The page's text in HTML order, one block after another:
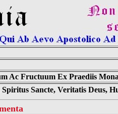
Ac Fructuum Ex Praediis
Sancte, Veritatis Deus,